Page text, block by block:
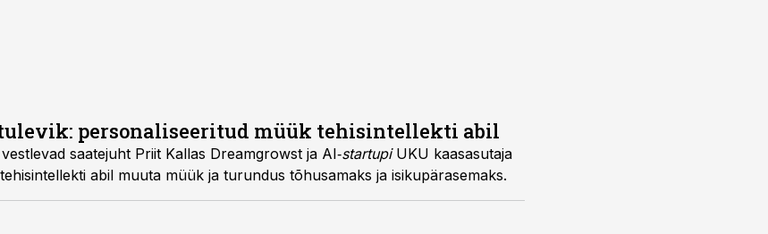
personaliseeritud müük tehisintellekti abil
saatejuht Priit Kallas Dreamgrowst ja AI‑startupiUKU kaasasutaja
abil muuta müük ja turundus tõhusamaks ja isikupärasemaks.